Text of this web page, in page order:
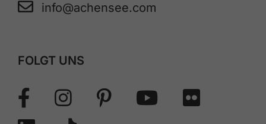
info@achensee.com
FOLGT UNS